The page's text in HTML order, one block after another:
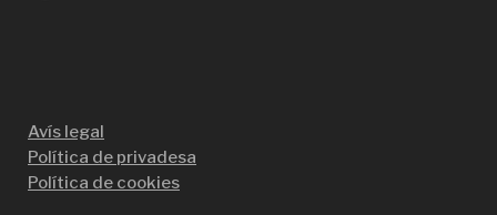
Avís legal
Política de privadesa
Política de cookies